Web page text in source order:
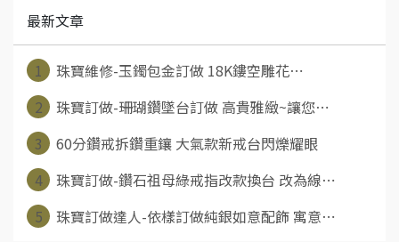
最新文章
1
珠寶維修-玉鐲包金訂做 18K鏤空雕花⋯
2
珠寶訂做-珊瑚鑽墜台訂做 高貴雅緻~讓您⋯
3
60分鑽戒拆鑽重鑲 大氣款新戒台閃爍耀眼
4
珠寶訂做-鑽石祖母綠戒指改款換台 改為線⋯
5
珠寶訂做達人-依樣訂做純銀如意配飾 寓意⋯